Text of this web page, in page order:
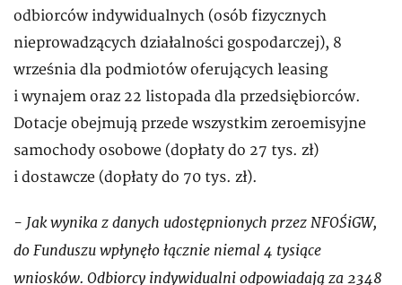
odbiorców indywidualnych (osób fizycznych
nieprowadzących działalności gospodarczej), 8
września dla podmiotów oferujących leasing
i wynajem oraz 22 listopada dla przedsiębiorców.
Dotacje obejmują przede wszystkim zeroemisyjne
samochody osobowe (dopłaty do 27 tys. zł)
i dostawcze (dopłaty do 70 tys. zł).
- Jak wynika z danych udostępnionych przez NFOŚiGW,
do Funduszu wpłynęło łącznie niemal 4 tysiące
wniosków. Odbiorcy indywidualni odpowiadają za 2348